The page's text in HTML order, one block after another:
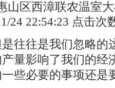
山区西漳联农温室
24 22:54:23 点击次
往往是我们忽略的
量影响了我们的经
些必要的事项还是